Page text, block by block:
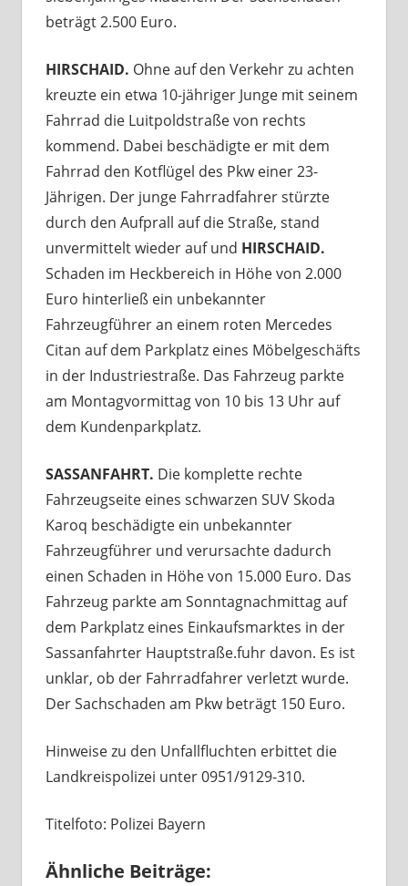
beträgt 2.500 Euro.
HIRSCHAID. Ohne auf den Verkehr zu achten
kreuzte ein etwa 10-jähriger Junge mit seinem
Fahrrad die Luitpoldstraße von rechts
kommend. Dabei beschädigte er mit dem
Fahrrad den Kotflügel des Pkw einer 23-
Jährigen. Der junge Fahrradfahrer stürzte
durch den Aufprall auf die Straße, stand
unvermittelt wieder auf und HIRSCHAID.
Schaden im Heckbereich in Höhe von 2.000
Euro hinterließ ein unbekannter
Fahrzeugführer an einem roten Mercedes
Citan auf dem Parkplatz eines Möbelgeschäfts
in der Industriestraße. Das Fahrzeug parkte
am Montagvormittag von 10 bis 13 Uhr auf
dem Kundenparkplatz.
SASSANFAHRT. Die komplette rechte
Fahrzeugseite eines schwarzen SUV Skoda
Karoq beschädigte ein unbekannter
Fahrzeugführer und verursachte dadurch
einen Schaden in Höhe von 15.000 Euro. Das
Fahrzeug parkte am Sonntagnachmittag auf
dem Parkplatz eines Einkaufsmarktes in der
Sassanfahrter Hauptstraße.fuhr davon. Es ist
unklar, ob der Fahrradfahrer verletzt wurde.
Der Sachschaden am Pkw beträgt 150 Euro.
Hinweise zu den Unfallfluchten erbittet die
Landkreispolizei unter 0951/9129-310.
Titelfoto: Polizei Bayern
Ähnliche Beiträge: